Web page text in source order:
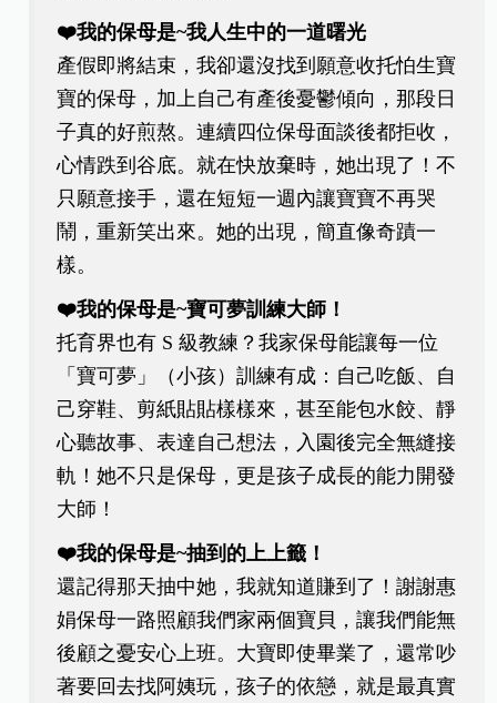
❤️我的保母是~我人生中的一道曙光
產假即將結束，我卻還沒找到願意收托怕生寶
寶的保母，加上自己有產後憂鬱傾向，那段日
子真的好煎熬。連續四位保母面談後都拒收，
心情跌到谷底。就在快放棄時，她出現了！不
只願意接手，還在短短一週內讓寶寶不再哭
鬧，重新笑出來。她的出現，簡直像奇蹟一
樣。
❤️我的保母是~寶可夢訓練大師！
托育界也有 S 級教練？我家保母能讓每一位
「寶可夢」（小孩）訓練有成：自己吃飯、自
己穿鞋、剪紙貼貼樣樣來，甚至能包水餃、靜
心聽故事、表達自己想法，入園後完全無縫接
軌！她不只是保母，更是孩子成長的能力開發
大師！
❤️我的保母是~抽到的上上籤！
還記得那天抽中她，我就知道賺到了！謝謝惠
娟保母一路照顧我們家兩個寶貝，讓我們能無
後顧之憂安心上班。大寶即使畢業了，還常吵
著要回去找阿姨玩，孩子的依戀，就是最真實